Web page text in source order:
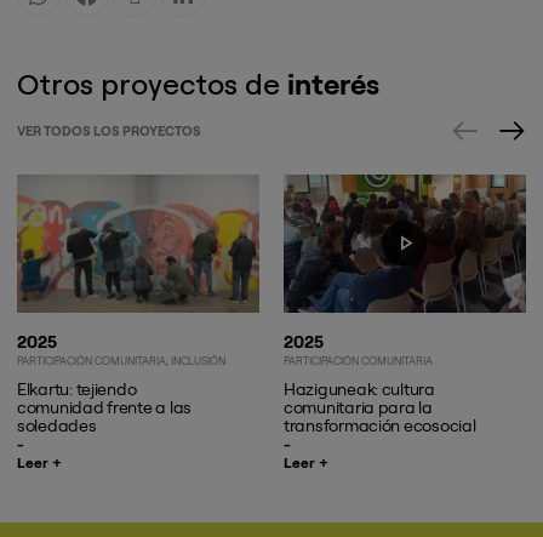
Otros proyectos de interés
VER TODOS LOS PROYECTOS
2025
PARTICIPACIÓN COMUNITARIA INCLUSIÓN
Elkartu: tejiendo
comunidad frente a las
soledades
Leer +
2025
PARTICIPACIÓN COMUNITARIA
Haziguneak: cultura
comunitaria para la
transformación ecosocial
Leer +